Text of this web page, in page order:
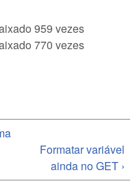
959 vezes
770 vezes
Formatar variável
ainda no GET ›